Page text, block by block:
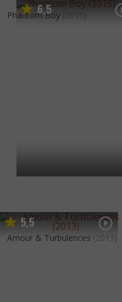
6,5
Phantom Boy (2015)
5,5
Amour & Turbulences (2013)